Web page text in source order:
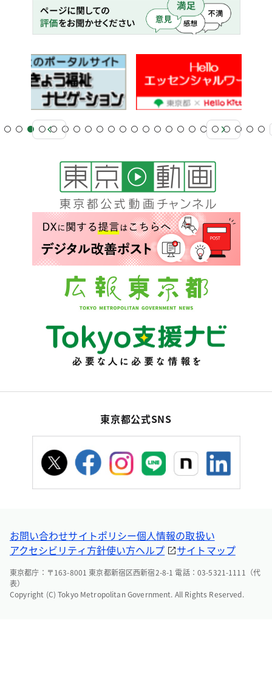
東京都公式SNS
お問い合わせサイトポリシー個人情報の取扱い
アクセシビリティ方針使い方ヘルプ サイトマップ
東京都庁：〒163-8001 東京都新宿区西新宿2-8-1 電話：03-5321-1111（代
表）
Copyright (C) Tokyo Metropolitan Government. All Rights Reserved.